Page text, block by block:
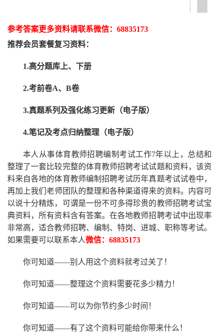
参考答案更多资料请联系微信： 68835173
推荐会员套餐复习资料：
1.高分题库上、下册
2.考前卷A、B卷
3.真题系列及强化练习更新（电子版）
4.笔记及考点归纳整理（电子版）
本人从事体育教师招聘编制考试工作7年以上，总结和
整理了一套比较完整的体育教师招聘考试试题和资料，该资
料来自各地的体育教师编制招聘考试历年真题考试试卷中，
再加上我们老师 团队的整理和各种渠道得来的资料。内容可
以说十分精炼，可谓是一份不可多得珍贵的教师招聘考试宝
典资料，所有资料含有答案。在各地教师招聘考试中出现率
非常高，适合教师招聘、编制、特岗、进城、职称等考试。
如果需要可以联系本人微信： 68835173
你可知道——别人用这个资料就考过关了！
你可知道——整理这个资料需要花多少精力 ！
你可知道——可以为你节约多少时间！
你可知道——有了这个资料可能给你带来什么！